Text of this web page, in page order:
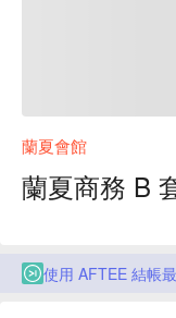
蘭夏會館
蘭夏商務 B
使用 AFTEE 結帳